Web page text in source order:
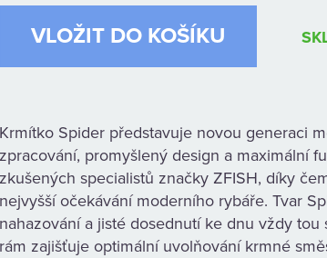
Krmítko Spider představuje novou generaci
zpracování, promyšlený design a maximální
zkušených specialistů značky ZFISH, díky
nejvyšší očekávání moderního rybáře. Tvar
nahazování a jisté dosednutí ke dnu vždy
rám zajišťuje optimální uvolňování krmné